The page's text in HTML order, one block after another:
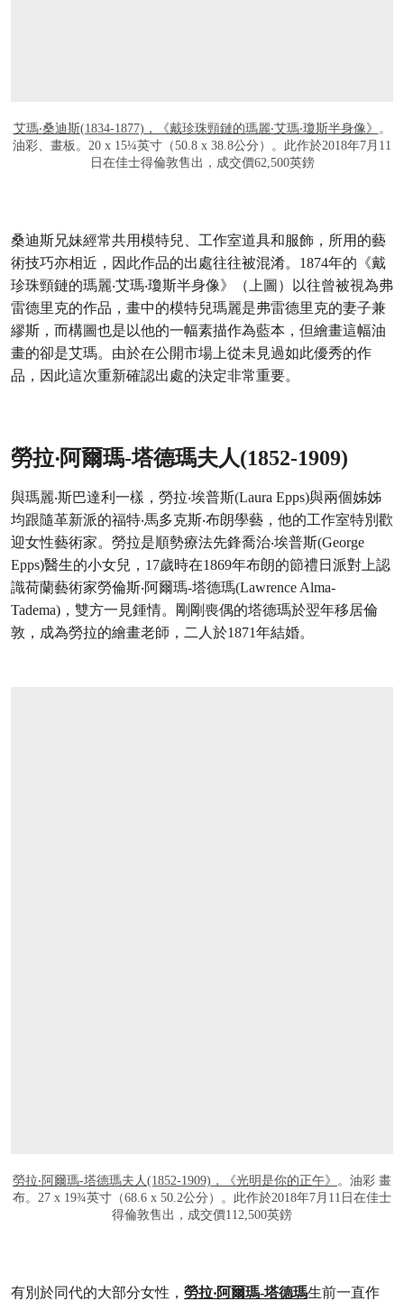
艾瑪‧桑迪斯(1834-1877)，《戴珍珠頸鏈的瑪麗‧艾瑪‧瓊斯半身像》 。
油彩、畫板。20 x 15¼英寸（50.8 x 38.8公分）。此作於2018年7月11
日在佳士得倫敦售出，成交價62,500英鎊
桑迪斯兄妹經常共用模特兒、工作室道具和服飾，所用的藝
術技巧亦相近，因此作品的出處往往被混淆。1874年的《戴
珍珠頸鏈的瑪麗‧艾瑪‧瓊斯半身像》（上圖）以往曾被視為弗
雷德里克的作品，畫中的模特兒瑪麗是弗雷德里克的妻子兼
繆斯，而構圖也是以他的一幅素描作為藍本，但繪畫這幅油
畫的卻是艾瑪。由於在公開市場上從未見過如此優秀的作
品，因此這次重新確認出處的決定非常重要。
勞拉‧阿爾瑪-塔德瑪夫人(1852-1909)
與瑪麗‧斯巴達利一樣，勞拉‧埃普斯(Laura Epps)與兩個姊姊
均跟隨革新派的福特‧馬多克斯‧布朗學藝，他的工作室特別歡
迎女性藝術家。勞拉是順勢療法先鋒喬治‧埃普斯(George
Epps)醫生的小女兒，17歲時在1869年布朗的節禮日派對上認
識荷蘭藝術家勞倫斯‧阿爾瑪-塔德瑪(Lawrence Alma-
Tadema)，雙方一見鍾情。剛剛喪偶的塔德瑪於翌年移居倫
敦，成為勞拉的繪畫老師，二人於1871年結婚。
勞拉‧阿爾瑪-塔德瑪夫人(1852-1909)，《光明是你的正午》
。油彩 畫
布。27 x 19¾英寸（68.6 x 50.2公分）。此作於2018年7月11日在佳士
得倫敦售出，成交價112,500英鎊
有別於同代的大部分女性， 勞拉‧阿爾瑪-塔德瑪生前一直作